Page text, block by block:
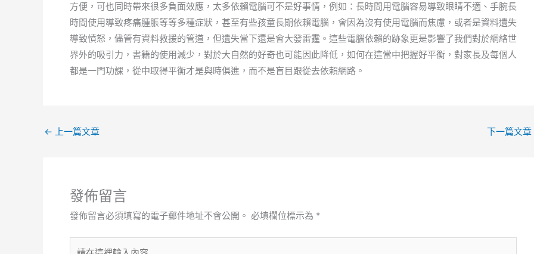
方便，可也同時帶來很多負面效應，太多依賴電腦可不是好事情，例如：長時間用電腦容易導致眼睛不適、手腕長
時間使用導致疼痛腫脹等等多種症狀，甚至有些孩童長期依賴電腦，會因為沒有使用電腦而焦慮，或者是資料遺失
導致憤怒，儘管有資料救援的管道，但遺失當下還是會大發雷霆。這些電腦依賴的跡象更是影響了我們對於網絡世
界外的吸引力，書籍的使用減少，對於大自然的好奇也可能因此降低，如何在這當中把握好平衡，對家長及每個人
都是一門功課，從中取得平衡才是與時俱進，而不是盲目跟從去依賴網路。
← 上一篇文章 下一篇文章
發佈留言
發佈留言必須填寫的電子郵件地址不會公開。 必填欄位標示為 *